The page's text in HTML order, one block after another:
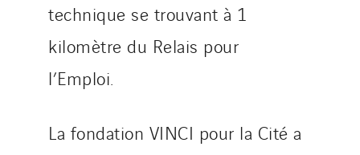
technique se trouvant à 1
kilomètre du Relais pour
l’Emploi.
La fondation VINCI pour la Cité a